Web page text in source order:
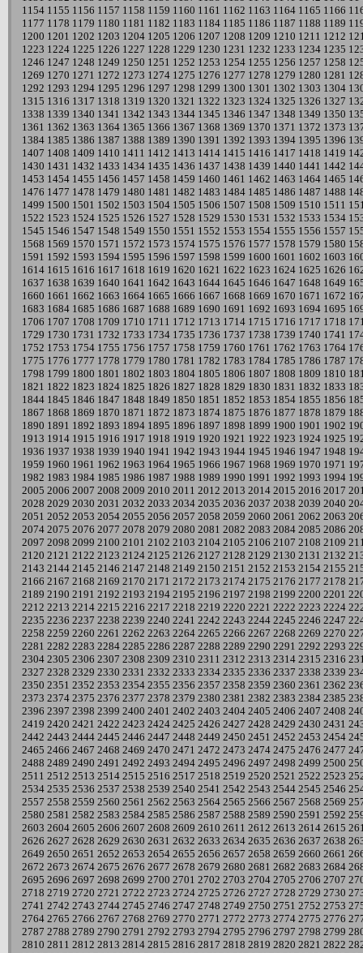
1154 1155 1156 1157 1158 1159 1160 1161 1162 1163 1164 1165 1166
1177 1178 1179 1180 1181 1182 1183 1184 1185 1186 1187 1188 1189
1200 1201 1202 1203 1204 1205 1206 1207 1208 1209 1210 1211 1212
1223 1224 1225 1226 1227 1228 1229 1230 1231 1232 1233 1234 1235
1246 1247 1248 1249 1250 1251 1252 1253 1254 1255 1256 1257 1258
1269 1270 1271 1272 1273 1274 1275 1276 1277 1278 1279 1280 1281
1292 1293 1294 1295 1296 1297 1298 1299 1300 1301 1302 1303 1304
1315 1316 1317 1318 1319 1320 1321 1322 1323 1324 1325 1326 1327
1338 1339 1340 1341 1342 1343 1344 1345 1346 1347 1348 1349 1350
1361 1362 1363 1364 1365 1366 1367 1368 1369 1370 1371 1372 1373
1384 1385 1386 1387 1388 1389 1390 1391 1392 1393 1394 1395 1396
1407 1408 1409 1410 1411 1412 1413 1414 1415 1416 1417 1418 1419
1430 1431 1432 1433 1434 1435 1436 1437 1438 1439 1440 1441 1442
1453 1454 1455 1456 1457 1458 1459 1460 1461 1462 1463 1464 1465
1476 1477 1478 1479 1480 1481 1482 1483 1484 1485 1486 1487 1488
1499 1500 1501 1502 1503 1504 1505 1506 1507 1508 1509 1510 1511
1522 1523 1524 1525 1526 1527 1528 1529 1530 1531 1532 1533 1534
1545 1546 1547 1548 1549 1550 1551 1552 1553 1554 1555 1556 1557
1568 1569 1570 1571 1572 1573 1574 1575 1576 1577 1578 1579 1580
1591 1592 1593 1594 1595 1596 1597 1598 1599 1600 1601 1602 1603
1614 1615 1616 1617 1618 1619 1620 1621 1622 1623 1624 1625 1626
1637 1638 1639 1640 1641 1642 1643 1644 1645 1646 1647 1648 1649
1660 1661 1662 1663 1664 1665 1666 1667 1668 1669 1670 1671 1672
1683 1684 1685 1686 1687 1688 1689 1690 1691 1692 1693 1694 1695
1706 1707 1708 1709 1710 1711 1712 1713 1714 1715 1716 1717 1718
1729 1730 1731 1732 1733 1734 1735 1736 1737 1738 1739 1740 1741
1752 1753 1754 1755 1756 1757 1758 1759 1760 1761 1762 1763 1764
1775 1776 1777 1778 1779 1780 1781 1782 1783 1784 1785 1786 1787
1798 1799 1800 1801 1802 1803 1804 1805 1806 1807 1808 1809 1810
1821 1822 1823 1824 1825 1826 1827 1828 1829 1830 1831 1832 1833
1844 1845 1846 1847 1848 1849 1850 1851 1852 1853 1854 1855 1856
1867 1868 1869 1870 1871 1872 1873 1874 1875 1876 1877 1878 1879
1890 1891 1892 1893 1894 1895 1896 1897 1898 1899 1900 1901 1902
1913 1914 1915 1916 1917 1918 1919 1920 1921 1922 1923 1924 1925
1936 1937 1938 1939 1940 1941 1942 1943 1944 1945 1946 1947 1948
1959 1960 1961 1962 1963 1964 1965 1966 1967 1968 1969 1970 1971
1982 1983 1984 1985 1986 1987 1988 1989 1990 1991 1992 1993 1994
2005 2006 2007 2008 2009 2010 2011 2012 2013 2014 2015 2016 2017
2028 2029 2030 2031 2032 2033 2034 2035 2036 2037 2038 2039 2040
2051 2052 2053 2054 2055 2056 2057 2058 2059 2060 2061 2062 2063
2074 2075 2076 2077 2078 2079 2080 2081 2082 2083 2084 2085 2086
2097 2098 2099 2100 2101 2102 2103 2104 2105 2106 2107 2108 2109
2120 2121 2122 2123 2124 2125 2126 2127 2128 2129 2130 2131 2132
2143 2144 2145 2146 2147 2148 2149 2150 2151 2152 2153 2154 2155
2166 2167 2168 2169 2170 2171 2172 2173 2174 2175 2176 2177 2178
2189 2190 2191 2192 2193 2194 2195 2196 2197 2198 2199 2200 2201
2212 2213 2214 2215 2216 2217 2218 2219 2220 2221 2222 2223 2224
2235 2236 2237 2238 2239 2240 2241 2242 2243 2244 2245 2246 2247
2258 2259 2260 2261 2262 2263 2264 2265 2266 2267 2268 2269 2270
2281 2282 2283 2284 2285 2286 2287 2288 2289 2290 2291 2292 2293
2304 2305 2306 2307 2308 2309 2310 2311 2312 2313 2314 2315 2316
2327 2328 2329 2330 2331 2332 2333 2334 2335 2336 2337 2338 2339
2350 2351 2352 2353 2354 2355 2356 2357 2358 2359 2360 2361 2362
2373 2374 2375 2376 2377 2378 2379 2380 2381 2382 2383 2384 2385
2396 2397 2398 2399 2400 2401 2402 2403 2404 2405 2406 2407 2408
2419 2420 2421 2422 2423 2424 2425 2426 2427 2428 2429 2430 2431
2442 2443 2444 2445 2446 2447 2448 2449 2450 2451 2452 2453 2454
2465 2466 2467 2468 2469 2470 2471 2472 2473 2474 2475 2476 2477
2488 2489 2490 2491 2492 2493 2494 2495 2496 2497 2498 2499 2500
2511 2512 2513 2514 2515 2516 2517 2518 2519 2520 2521 2522 2523
2534 2535 2536 2537 2538 2539 2540 2541 2542 2543 2544 2545 2546
2557 2558 2559 2560 2561 2562 2563 2564 2565 2566 2567 2568 2569
2580 2581 2582 2583 2584 2585 2586 2587 2588 2589 2590 2591 2592
2603 2604 2605 2606 2607 2608 2609 2610 2611 2612 2613 2614 2615
2626 2627 2628 2629 2630 2631 2632 2633 2634 2635 2636 2637 2638
2649 2650 2651 2652 2653 2654 2655 2656 2657 2658 2659 2660 2661
2672 2673 2674 2675 2676 2677 2678 2679 2680 2681 2682 2683 2684
2695 2696 2697 2698 2699 2700 2701 2702 2703 2704 2705 2706 2707
2718 2719 2720 2721 2722 2723 2724 2725 2726 2727 2728 2729 2730
2741 2742 2743 2744 2745 2746 2747 2748 2749 2750 2751 2752 2753
2764 2765 2766 2767 2768 2769 2770 2771 2772 2773 2774 2775 2776
2787 2788 2789 2790 2791 2792 2793 2794 2795 2796 2797 2798 2799
2810 2811 2812 2813 2814 2815 2816 2817 2818 2819 2820 2821 2822